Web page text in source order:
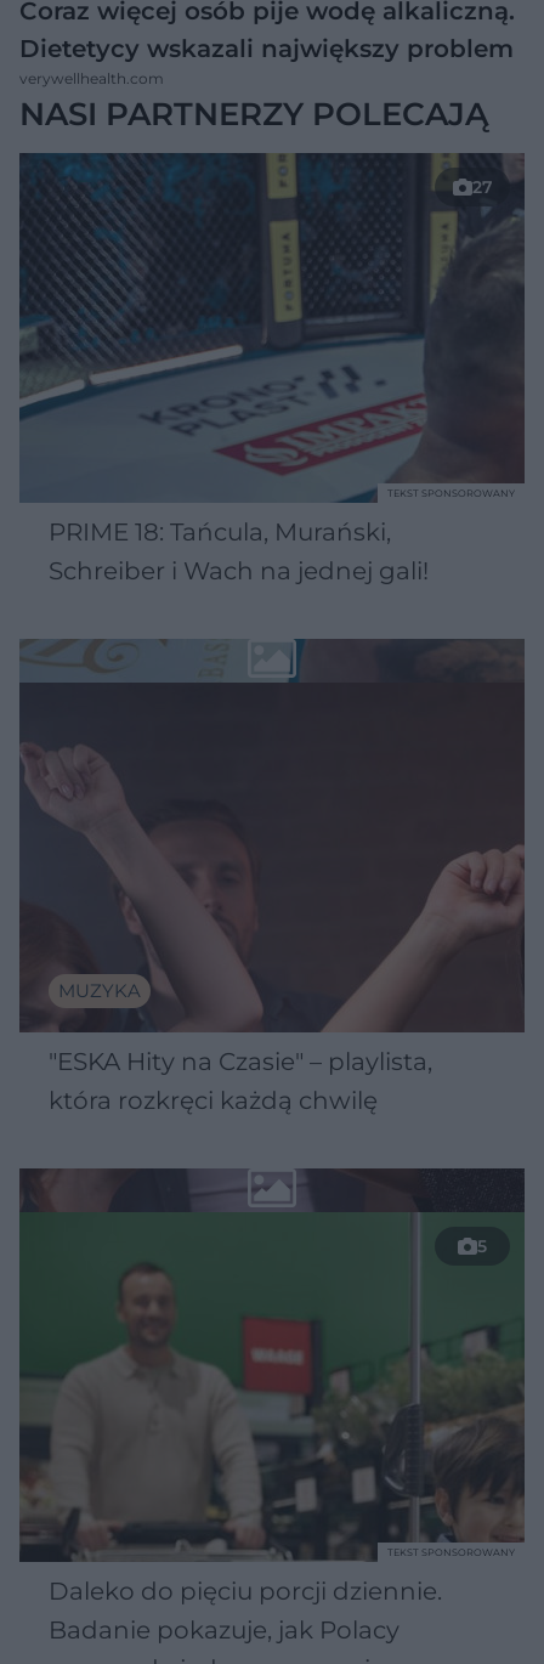
Coraz więcej osób pije wodę alkaliczną.
Dietetycy wskazali największy problem
verywellhealth.com
NASI PARTNERZY POLECAJĄ
27
PRIME 18: Tańcula, Murański,
Schreiber i Wach na jednej gali!
TEKST SPONSOROWANY
MUZYKA
"ESKA Hity na Czasie" – playlista,
która rozkręci każdą chwilę
5
Daleko do pięciu porcji dziennie.
Badanie pokazuje, jak Polacy
TEKST SPONSOROWANY